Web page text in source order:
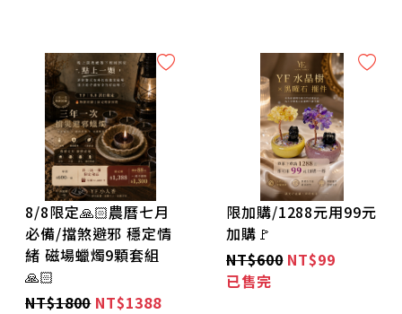
🌹好磁場-檀香柱 系列🌹
🌼隨身-符類🌼
🚩素圈素串串🚩
🙏🏻身體 中藥花草 合香珠🙏🏻
👁️西藏天珠👁️
8/8限定🙏🏻農曆七月
必備/擋煞避邪 穩定情
緒 磁場蠟燭9顆套組
🙏🏻
NT$1800 NT$1388
限加購/1288元用99元
加購🚩
NT$600 NT$99
已售完